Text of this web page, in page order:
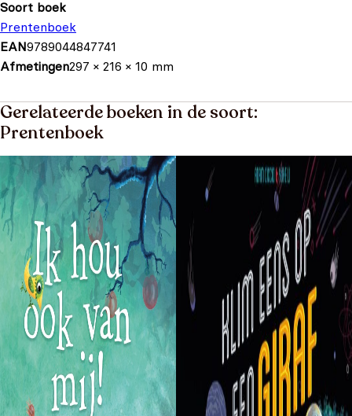
Soort boek
Prentenboek
EAN9789044847741
Afmetingen297 × 216 × 10 mm
Gerelateerde boeken in de soort:
Prentenboek